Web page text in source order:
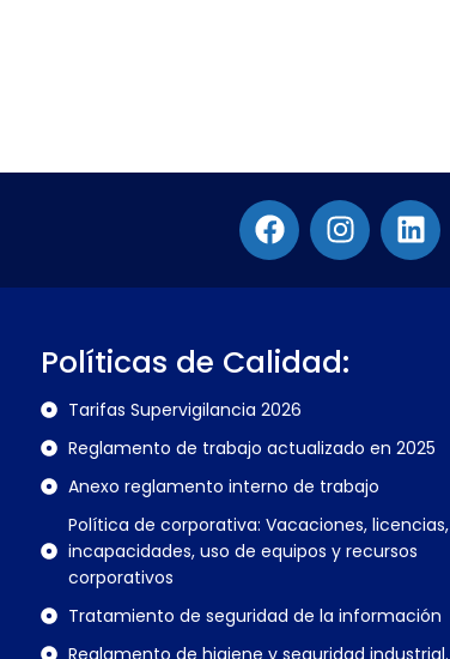
Políticas de Calidad:
Tarifas Supervigilancia 2026
Reglamento de trabajo actualizado en 2025
Anexo reglamento interno de trabajo
Política de corporativa: Vacaciones, licencias,
incapacidades, uso de equipos y recursos
corporativos
Tratamiento de seguridad de la información
Reglamento de higiene y seguridad industrial.